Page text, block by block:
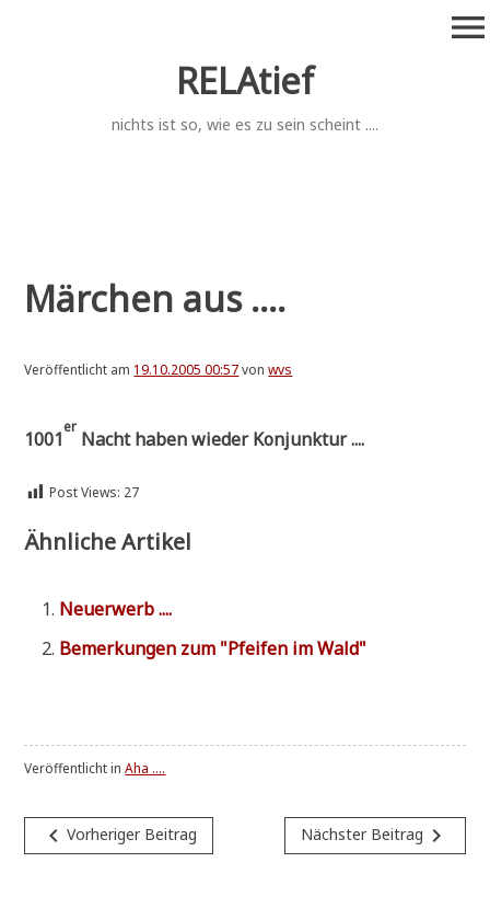
RELAtief
nichts ist so, wie es zu sein scheint ....
menu
Märchen aus ....
Veröffentlicht am 19.10.2005 00:57vonwvs
1001
er
Nacht haben wie­der Konjunktur ....
Post Views: 27
Ähnliche Artikel
Neu­erwerb ....
Bemer­kun­gen zum "Pfei­fen im Wald"
Veröffentlicht inAha ....
Beitragsnavigation
navigate_beforeVorheriger Beitrag Nächster Beitrag navigate_next